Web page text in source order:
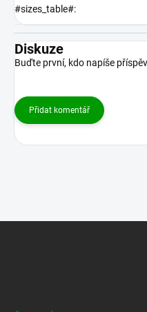
#sizes_table#:
Diskuze
Buďte první, kdo napíše
Přidat komentář